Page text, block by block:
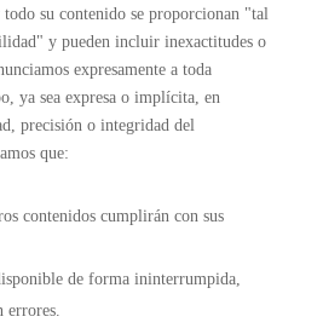
su contenido se proporcionan "tal
y pueden incluir inexactitudes o
expresamente a toda
ya sea expresa o implícita, en
precisión o integridad del
que:
contenidos cumplirán con sus
de forma ininterrumpida,
errores.